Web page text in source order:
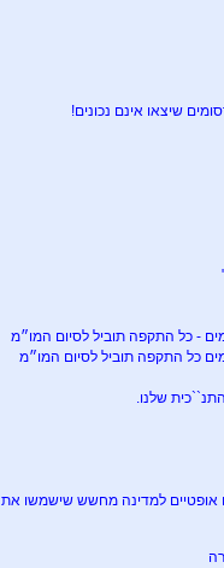
שיצאו אינם נכונים!
- כל התקפה תוביל לסיום המו״מ
כל התקפה תוביל לסיום המו״מ
שלנו.
אופטיים למדינה מחשש שישמשו את